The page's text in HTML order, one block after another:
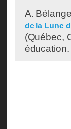
A.
de la Lune
(Québec,
éducation.